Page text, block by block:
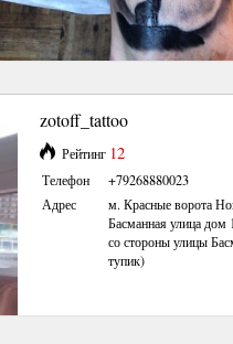
zotoff_tattoo
Рейтинг 12
Телефон
+79268880023
Адрес
м. Красные ворота
Басманная улица дом
со стороны улицы
тупик)